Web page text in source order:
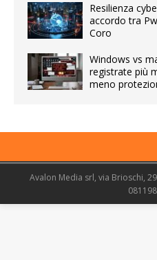
Resilienza
accordo tra
Coro
Windows vs
registrate più
meno
Avalon Media srl, via Brioschi,